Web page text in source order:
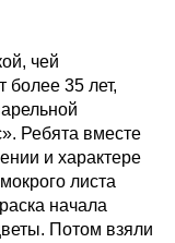
чей
более 35 лет,
Ребята вместе
и характере
листа
начала
Потом взяли